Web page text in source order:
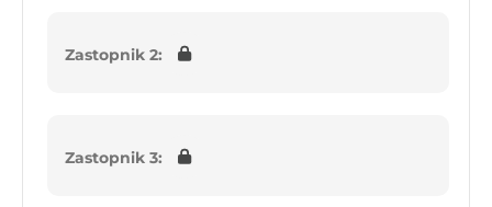
Zastopnik 2:
Zastopnik 3: